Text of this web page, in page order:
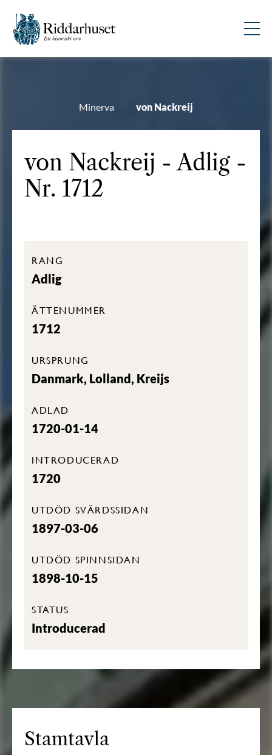
Minerva von Nackreij
von Nackreij - Adlig -
Nr. 1712
RANG
Adlig
ÄTTENUMMER
1712
URSPRUNG
Danmark, Lolland, Kreijs
ADLAD
1720-01-14
INTRODUCERAD
1720
UTDÖD SVÄRDSSIDAN
1897-03-06
UTDÖD SPINNSIDAN
1898-10-15
STATUS
Introducerad
Stamtavla